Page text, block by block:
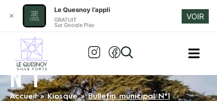
BULLETIN MUNICIPAL
N°1
Accueil»Kiosque»Bulletin municipal N°1
✕
Le Quesnoy l’appli
GRATUIT
Sur Google Play
VOIR